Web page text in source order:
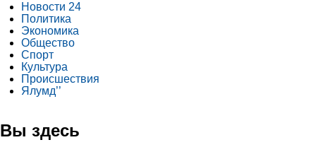
Новости 24
Политика
Экономика
Общество
Спорт
Культура
Происшествия
Ялумд’’
Вы здесь